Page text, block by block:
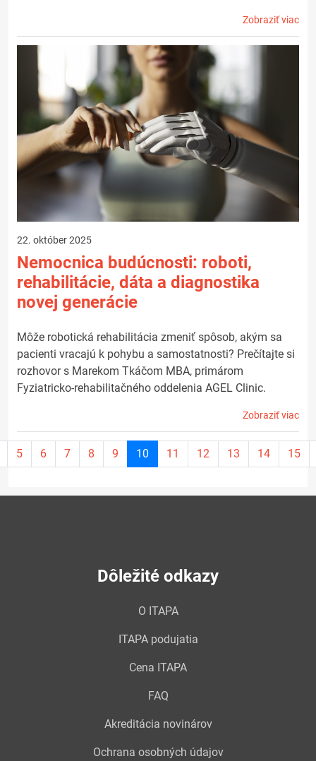
Zobraziť viac
22. október 2025
Nemocnica budúcnosti: roboti,
rehabilitácie, dáta a diagnostika
novej generácie
Môže robotická rehabilitácia zmeniť spôsob, akým sa
pacienti vracajú k pohybu a samostatnosti? Prečítajte si
rozhovor s Marekom Tkáčom MBA, primárom
Fyziatricko-rehabilitačného oddelenia AGEL Clinic.
Zobraziť viac
5 6 7 8 9 10Aktuálna
stránka
11 12 13 14 15
Dôležité odkazy
O ITAPA
ITAPA podujatia
Cena ITAPA
FAQ
Akreditácia novinárov
Ochrana osobných údajov